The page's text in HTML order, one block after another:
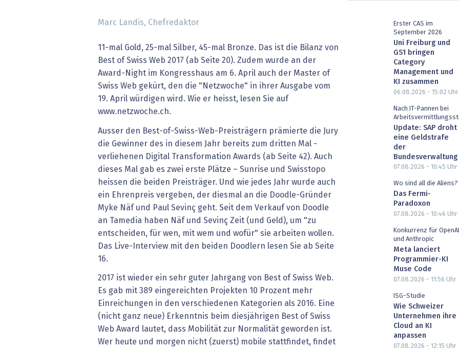
EU-DSGVO
XaaS, Managed Services & Co.
» alle Dossiers
Artificial Intelligence
Finance 2030
Fintech & Insurtech
Professional AV & Digital Signage
» alle Specials
Marc Landis, Chefredaktor
11-mal Gold, 25-mal Silber, 45-mal Bronze. Das ist die Bilanz von
Best of Swiss Web 2017 (ab Seite 20). Zudem wurde an der
Award-Night im Kongresshaus am 6. April auch der Master of
Swiss Web gekürt, den die "Netzwoche" in ihrer Ausgabe vom
19. April würdigen wird. Wie er heisst, lesen Sie auf
www.netzwoche.ch.
Ausser den Best-of-Swiss-Web-Preisträgern prämierte die Jury
die Gewinner des in diesem Jahr bereits zum dritten Mal ­
verliehenen Digital Transformation Awards (ab Seite 42). Auch
dieses Mal gab es zwei erste Plätze – Sunrise und Swisstopo
heissen die ­beiden Preisträger. Und wie jedes Jahr wurde auch
ein Ehrenpreis vergeben, der diesmal an die Doodle-Gründer
Myke Näf und Paul ­Sevinç geht. Seit dem Verkauf von Doodle
an Tamedia haben Näf und Sevinç Zeit (und Geld), um "zu
entscheiden, für wen, mit wem und wofür" sie arbeiten wollen.
Das Live-Interview mit den beiden Doodlern lesen Sie ab ­Seite
16.
2017 ist wieder ein sehr guter Jahrgang von Best of Swiss Web.
Es gab mit 389 eingereichten Projekten 10 Prozent mehr
Einreichungen in den verschiedenen Kategorien als 2016. Eine
(nicht ganz neue) Erkenntnis beim diesjährigen Best of Swiss
Web Award lautet, dass Mobilität zur Normalität geworden ist.
Wer heute und morgen nicht (zuerst) mobile stattfindet, findet
Erster CAS im
September 2026
Uni Freiburg und
GS1 bringen
Category
Management und
KI zusammen
06.08.2026 - 15:02 Uhr
Nach IT-Pannen bei
Update: SAP droht
eine Geldstrafe
der
Bundesverwaltung
07.08.2026 - 10:45 Uhr
Wo sind all die Aliens?
Das Fermi-
Paradoxon
07.08.2026 - 10:46 Uhr
Konkurrenz für OpenAI
und Anthropic
Meta lanciert
Programmier-KI
Muse Code
07.08.2026 - 11:56 Uhr
ISG-Studie
Wie Schweizer
Unternehmen ihre
Cloud an KI
anpassen
07.08.2026 - 12:15 Uhr